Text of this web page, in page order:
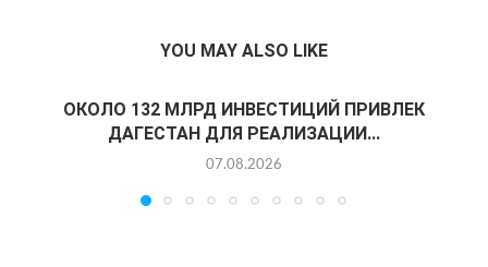
YOU MAY ALSO LIKE
ОКОЛО 132 МЛРД ИНВЕСТИЦИЙ ПРИВЛЕК
ДАГЕСТАН ДЛЯ РЕАЛИЗАЦИИ...
07.08.2026